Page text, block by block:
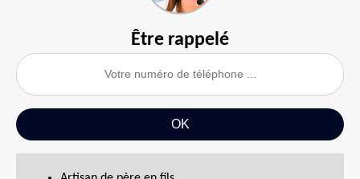
Être rappelé